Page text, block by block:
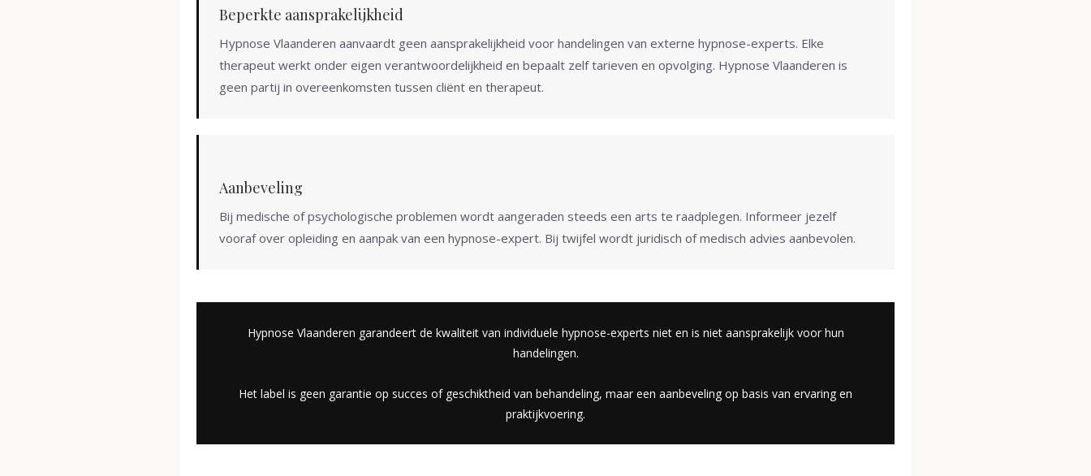
Beperkte aansprakelijkheid
Hypnose Vlaanderen aanvaardt geen aansprakelijkheid voor handelingen van externe hypnose-experts. Elke
therapeut werkt onder eigen verantwoordelijkheid en bepaalt zelf tarieven en opvolging. Hypnose Vlaanderen is
geen partij in overeenkomsten tussen cliënt en therapeut.
Aanbeveling
Bij medische of psychologische problemen wordt aangeraden steeds een arts te raadplegen. Informeer jezelf
vooraf over opleiding en aanpak van een hypnose-expert. Bij twijfel wordt juridisch of medisch advies aanbevolen.
Hypnose Vlaanderen garandeert de kwaliteit van individuele hypnose-experts niet en is niet aansprakelijk voor hun
handelingen.
Het label is geen garantie op succes of geschiktheid van behandeling, maar een aanbeveling op basis van ervaring en
praktijkvoering.